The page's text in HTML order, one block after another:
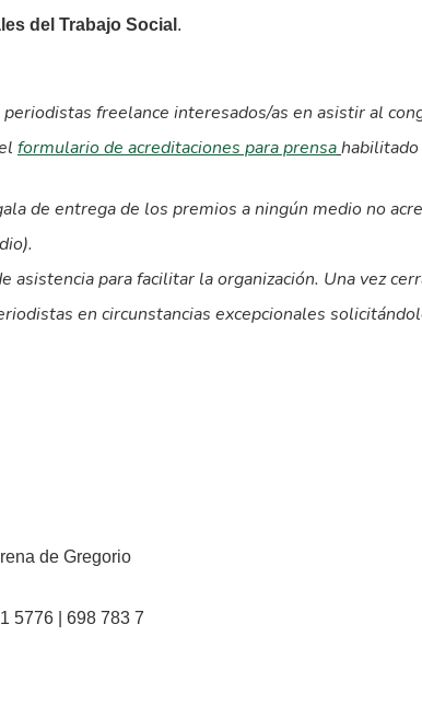
del Trabajo Social .
freelance interesados/as en asistir al
formulario de acreditaciones para prensahabilitado
de entrega de los premios a ningún medio no
asistenciapara facilitar la organización. Una vez
en circunstancias excepcionales
de Gregorio
5776 | 698 783 7